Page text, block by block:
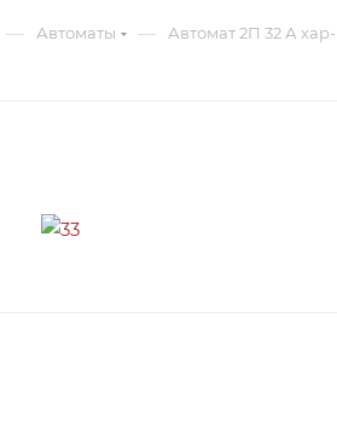
— Автоматы — Автомат 2П 32 А